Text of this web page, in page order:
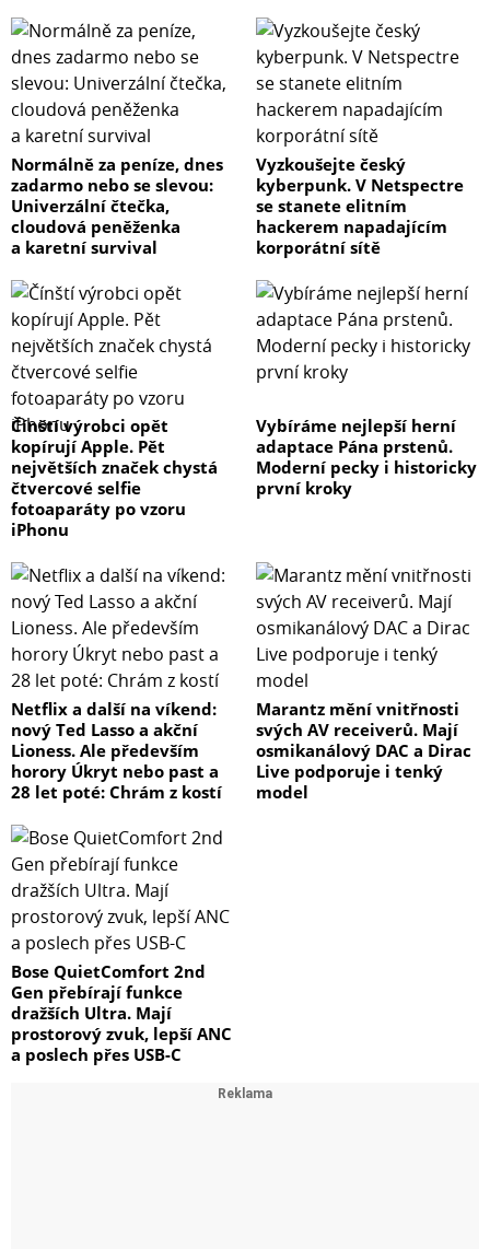
Normálně za peníze, dnes
zadarmo nebo se slevou:
Univerzální čtečka,
cloudová peněženka
a karetní survival
Vyzkoušejte český
kyberpunk. V Netspectre
se stanete elitním
hackerem napadajícím
korporátní sítě
Čínští výrobci opět
kopírují Apple. Pět
největších značek chystá
čtvercové selfie
fotoaparáty po vzoru
iPhonu
Vybíráme nejlepší herní
adaptace Pána prstenů.
Moderní pecky i historicky
první kroky
Netflix a další na víkend:
nový Ted Lasso a akční
Lioness. Ale především
horory Úkryt nebo past a
28 let poté: Chrám z kostí
Marantz mění vnitřnosti
svých AV receiverů. Mají
osmikanálový DAC a Dirac
Live podporuje i tenký
model
Bose QuietComfort 2nd
Gen přebírají funkce
dražších Ultra. Mají
prostorový zvuk, lepší ANC
a poslech přes USB-C